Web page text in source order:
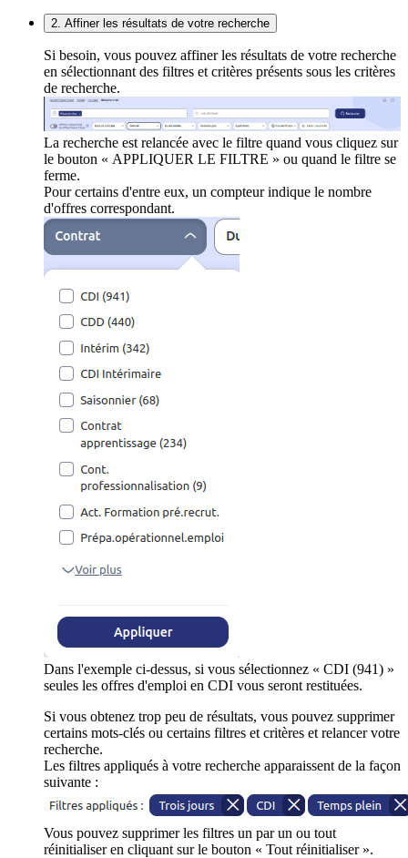
2. Affiner les résultats de votre recherche
Si besoin, vous pouvez affiner les résultats de votre recherche
en sélectionnant des filtres et critères présents sous les critères
de recherche.
La recherche est relancée avec le filtre quand vous cliquez sur
le bouton « APPLIQUER LE FILTRE » ou quand le filtre se
ferme.
Pour certains d'entre eux, un compteur indique le nombre
d'offres correspondant.
Dans l'exemple ci-dessus, si vous sélectionnez « CDI (941) »
seules les offres d'emploi en CDI vous seront restituées.
Si vous obtenez trop peu de résultats, vous pouvez supprimer
certains mots-clés ou certains filtres et critères et relancer votre
recherche.
Les filtres appliqués à votre recherche apparaissent de la façon
suivante :
Vous pouvez supprimer les filtres un par un ou tout
réinitialiser en cliquant sur le bouton « Tout réinitialiser ».